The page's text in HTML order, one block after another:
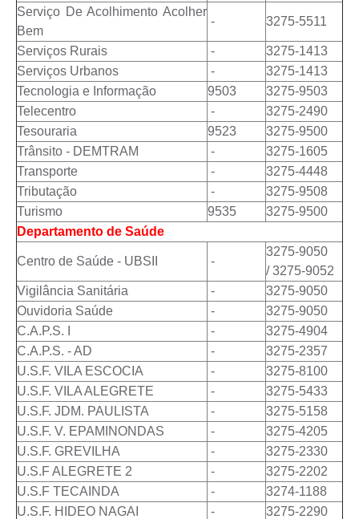
Serviço De Acolhimento Acolher
Bem
- 3275-5511
Serviços Rurais -
3275-1413
Serviços Urbanos
-
3275-1413
Tecnologia e Informação
9503
3275-9503
Telecentro
-
3275-2490
Tesouraria
9523
3275-9500
Trânsito - DEMTRAM
-
3275-1605
Transporte
-
3275-4448
Tributação
-
3275-9508
Turismo
9535
3275-9500
Departamento de Saúde
Centro de Saúde - UBSII -
3275-9050
/ 3275-9052
Vigilância Sanitária
-
3275-9050
Ouvidoria Saúde
-
3275-9050
C.A.P.S. I
-
3275-4904
C.A.P.S. - AD
-
3275-2357
U.S.F. VILA ESCOCIA
-
3275-8100
U.S.F. VILA ALEGRETE
-
3275-5433
U.S.F. JDM. PAULISTA
-
3275-5158
U.S.F. V. EPAMINONDAS
-
3275-4205
U.S.F. GREVILHA
-
3275-2330
U.S.F ALEGRETE 2
-
3275-2202
U.S.F TECAINDA
-
3274-1188
U.S.F. HIDEO NAGAI
-
3275-2290